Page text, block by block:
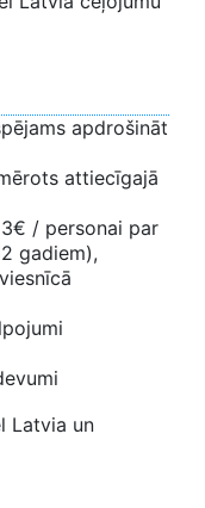
apdrošināt
attiecīgajā
/ personai par
gadiem),
Latvia un